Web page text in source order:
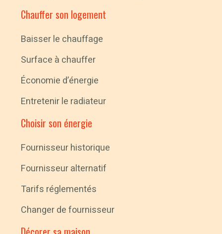
Chauffer son logement
Baisser le chauffage
Surface à chauffer
Économie d’énergie
Entretenir le radiateur
Choisir son énergie
Fournisseur historique
Fournisseur alternatif
Tarifs réglementés
Changer de fournisseur